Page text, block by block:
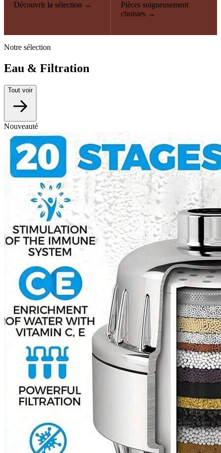
Découvrir la sélection →
Pièces soigneusement
choisies →
Notre sélection
Eau & Filtration
Tout voir
Nouveauté